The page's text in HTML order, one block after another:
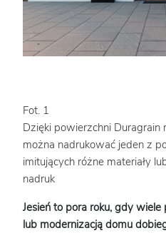
Fot. 1
Dzięki powierzchni
można nadrukować jeden z
imitujących różne materiały
nadruk
Jesień to pora roku, gdy
lub modernizacją domu